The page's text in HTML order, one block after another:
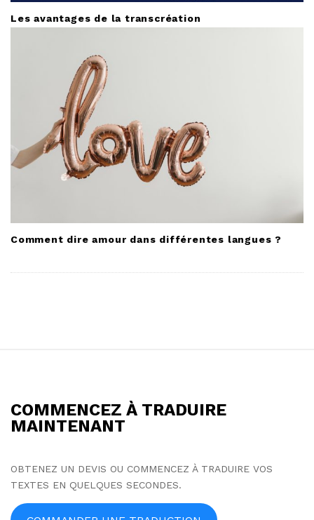
Les avantages de la transcréation
Comment dire amour dans différentes langues ?
COMMENCEZ À TRADUIRE
MAINTENANT
OBTENEZ UN DEVIS OU COMMENCEZ À TRADUIRE VOS
TEXTES EN QUELQUES SECONDES.